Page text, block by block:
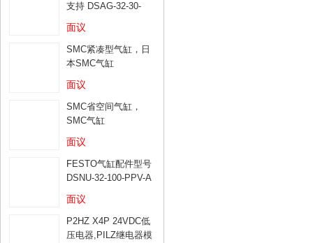
支持 DSAG-32-30-
PPV-A
面议
SMC紧凑型气缸，日
本SMC气缸
面议
SMC省空间气缸，
SMC气缸
面议
FESTO气缸配件型号
DSNU-32-100-PPV-A
面议
P2HZ X4P 24VDC低
压电器,PILZ继电器模